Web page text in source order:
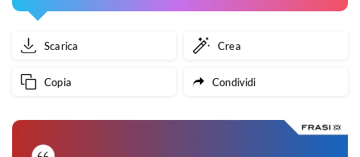
Scarica Crea
Copia Condividi